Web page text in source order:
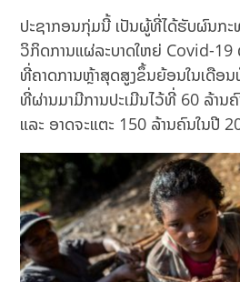
ປະຊາກອນກຸ່ມນີ້ ເປັນຜູ້ທີ່ໄດ້ຮັບຜົນກະ
ວິກິດການແຜ່ລະບາດໃຫຍ່ Covid-19
ທີ່ຄາດການຫຼ້າສຸດສູງຂຶ້ນຍ້ອນໃນເດືອ
ທີ່ຜ່ານມາມີການປະເມີນໄວ້ທີ່ 60 ລ້ານ
ແລະ ອາດຈະແຕະ 150 ລ້ານຄົນໃນປີ